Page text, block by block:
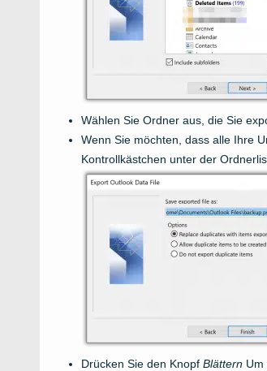
Wählen Sie Ordner aus, die Sie
Wenn Sie möchten, dass alle Ihre
Kontrollkästchen unter der
Drücken Sie den Knopf Blättern Um